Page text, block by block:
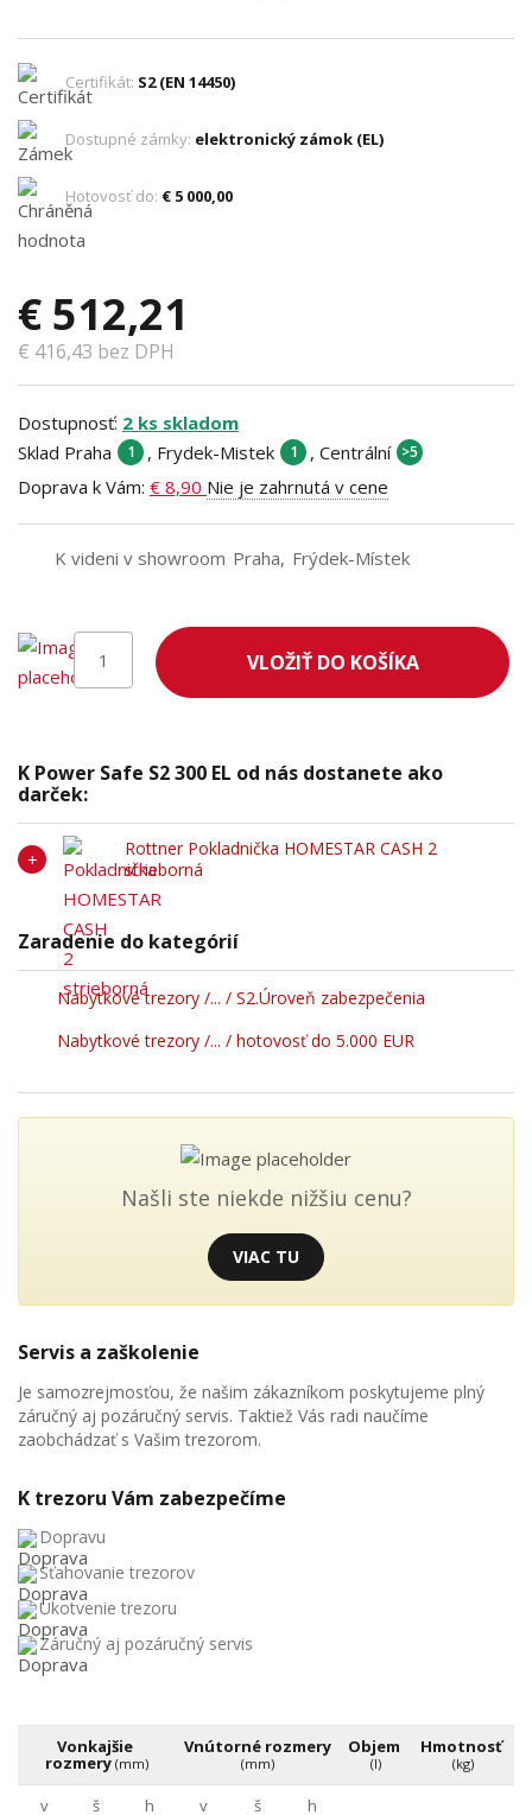
Certifikát: S2 (EN 14450)
Dostupné zámky: elektronický zámok (EL)
Hotovosť do: € 5 000,00
€ 512,21
€ 416,43 bez DPH
Dostupnosť: 2 ks skladom
Sklad Praha
1 , Frydek-Mistek 1 , Centrální >5
Doprava k Vám: € 8,90 Nie je zahrnutá v cene
K videni v showroom Praha Frýdek-Místek
VLOŽIŤ DO KOŠÍKA
K Power Safe S2 300 EL od nás dostanete ako
darček:
Rottner Pokladnička HOMESTAR CASH 2
strieborná
Zaradenie do kategórií
Nabytkové trezory /... / S2.Úroveň zabezpečenia
Nabytkové trezory /... / hotovosť do 5.000 EUR
Našli ste niekde nižšiu cenu?
VIAC TU
Servis a zaškolenie
Je samozrejmosťou, že našim zákazníkom poskytujeme plný
záručný aj pozáručný servis. Taktiež Vás radi naučíme
zaobchádzať s Vašim trezorom.
K trezoru Vám zabezpečíme
Dopravu
Sťahovanie trezorov
Ukotvenie trezoru
Záručný aj pozáručný servis
Vonkajšie
rozmery (mm) (mm) (l)
Hmotnosť
(kg)
v š h v š h